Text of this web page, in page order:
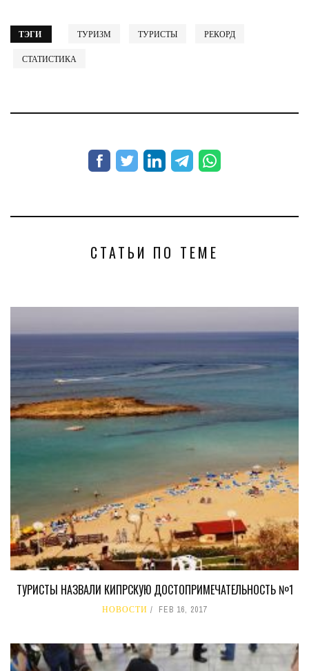
ТЭГИ ТУРИЗМ ТУРИСТЫ РЕКОРД
СТАТИСТИКА
СТАТЬИ ПО ТЕМЕ
ТУРИСТЫ НАЗВАЛИ КИПРСКУЮ ДОСТОПРИМЕЧАТЕЛЬНОСТЬ №1
НОВОСТИ FEB 16, 2017